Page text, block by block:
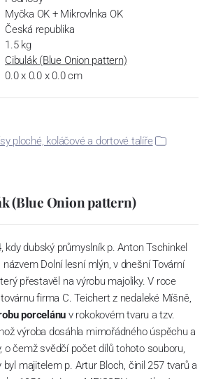
Myčka OK + Mikrovlnka OK
Česká republika
1.5 kg
Cibulák (Blue Onion pattern)
0.0 x 0.0 x 0.0 cm
ploché, koláčové a dortové talíře
(Blue Onion pattern)
kdy dubský průmyslník p. Anton Tschinkel
Dolní lesní mlýn, v dnešní Tovární
přestavěl na výrobu majoliky. V roce
firma C. Teichert z nedaleké Míšně,
porcelánu v rokokovém tvaru a tzv.
výroba dosáhla mimořádného úspěchu a
o čemž svědčí počet dílů tohoto souboru,
byl majitelem p. Artur Bloch, činil 257 tvarů a
1956 nápisem MEISSEN v oválovém